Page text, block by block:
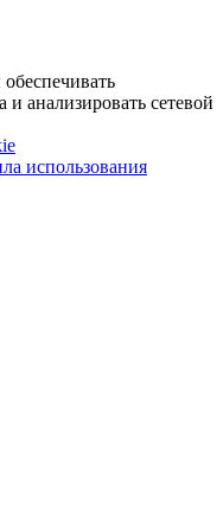
анализировать сетевой
использования